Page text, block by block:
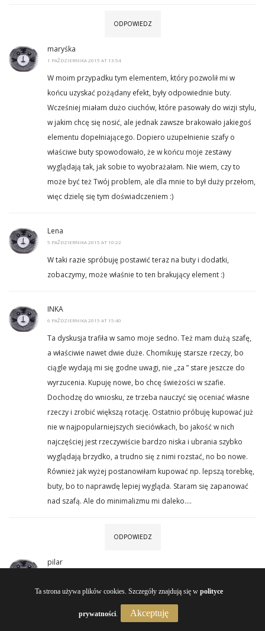
ODPOWIEDZ
maryśka
1 PAŹDZIERNIKA 2015 AT 13:54
W moim przypadku tym elementem, który pozwolił mi w
końcu uzyskać pożądany efekt, były odpowiednie buty.
Wcześniej miałam dużo ciuchów, które pasowały do wizji stylu,
w jakim chcę się nosić, ale jednak zawsze brakowało jakiegoś
elementu dopełniającego. Dopiero uzupełnienie szafy o
właściwe buty spowodowało, że w końcu moje zestawy
wyglądają tak, jak sobie to wyobrażałam. Nie wiem, czy to
może być też Twój problem, ale dla mnie to był duży przełom,
więc dzielę się tym doświadczeniem :)
Lena
5 PAŹDZIERNIKA 2015 AT 10:22
W taki razie spróbuję postawić teraz na buty i dodatki,
zobaczymy, może właśnie to ten brakujący element :)
INKA
6 PAŹDZIERNIKA 2015 AT 15:40
Ta dyskusja trafiła w samo moje sedno. Też mam dużą szafę,
a właściwie nawet dwie duże. Chomikuję starsze rzeczy, bo
ciągle wydają mi się godne uwagi, nie „za ” stare jeszcze do
wyrzucenia. Kupuję nowe, bo chcę świeżości w szafie.
Dochodzę do wniosku, ze trzeba nauczyć się oceniać własne
rzeczy i zrobić większą rotację. Ostatnio próbuję kupować już
nie w najpopularniejszych sieciówkach, bo jakość w nich
najczęściej jest rzeczywiście bardzo niska i ubrania szybko
wyglądają brzydko, a trudno się z nimi rozstać, no bo nowe.
Również jak wyżej postanowiłam kupować np. lepszą torebkę,
buty, bo to naprawdę lepiej wygląda. Staram się zapanować
nad szafą. Ale do minimalizmu mi daleko….
ODPOWIEDZ
pilar
Mi się też szybko nudzą ubrania, też mam ich sporo i też lubię
zdecydowaną większość z nich.
Ostatnio doszłam do wniosku, że w poradzeniu sobie z
Ta strona używa plików cookies. Szczegóły znajdują się w polityce
prywatności. Akceptuję